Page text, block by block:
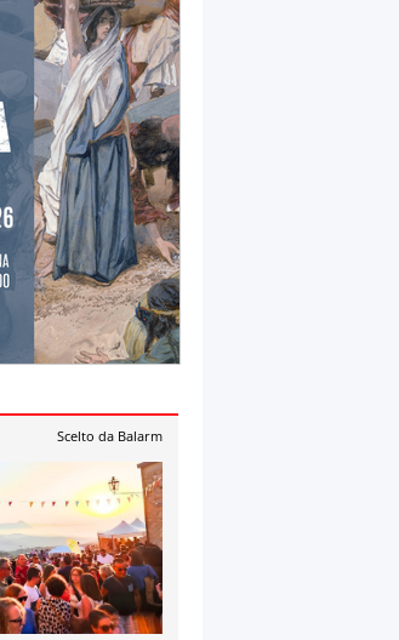
Scelto da Balarm